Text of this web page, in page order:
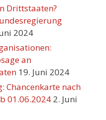
Drittstaaten?
2024
an
19. Juni 2024
Chancenkarte nach
01.06.2024 2. Juni